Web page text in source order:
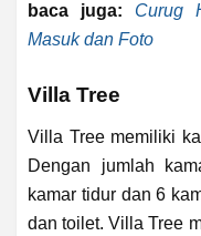
baca juga:
Curug
Masuk dan Foto
Villa Tree
Villa Tree memiliki
Dengan jumlah
kamar tidur dan 6
dan toilet. Villa Tree